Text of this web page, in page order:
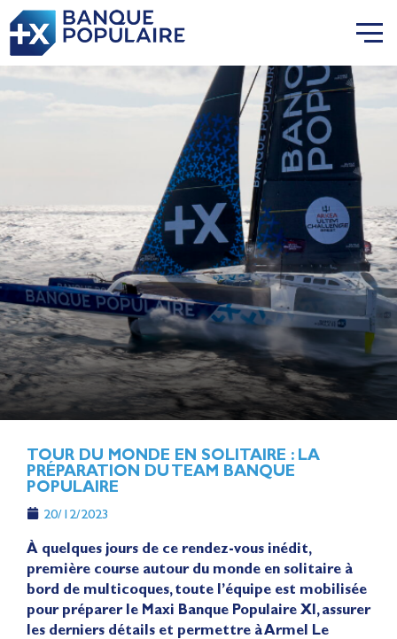
TOUR DU MONDE EN SOLITAIRE : LA
PRÉPARATION DU TEAM BANQUE
POPULAIRE
20/12/2023
À quelques jours de ce rendez-vous inédit,
première course autour du monde en solitaire à
bord de multicoques, toute l’équipe est mobilisée
pour préparer le Maxi Banque Populaire XI, assurer
les derniers détails et permettre à Armel Le